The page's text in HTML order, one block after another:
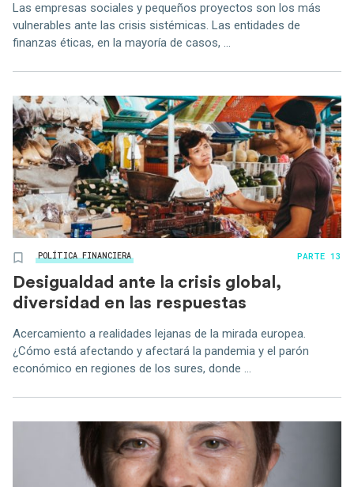
Las empresas sociales y pequeños proyectos son los más
vulnerables ante las crisis sistémicas. Las entidades de
finanzas éticas, en la mayoría de casos, ...
PARTE 13
POLÍTICA FINANCIERA
Desigualdad ante la crisis global,
diversidad en las respuestas
Acercamiento a realidades lejanas de la mirada europea.
¿Cómo está afectando y afectará la pandemia y el parón
económico en regiones de los sures, donde ...